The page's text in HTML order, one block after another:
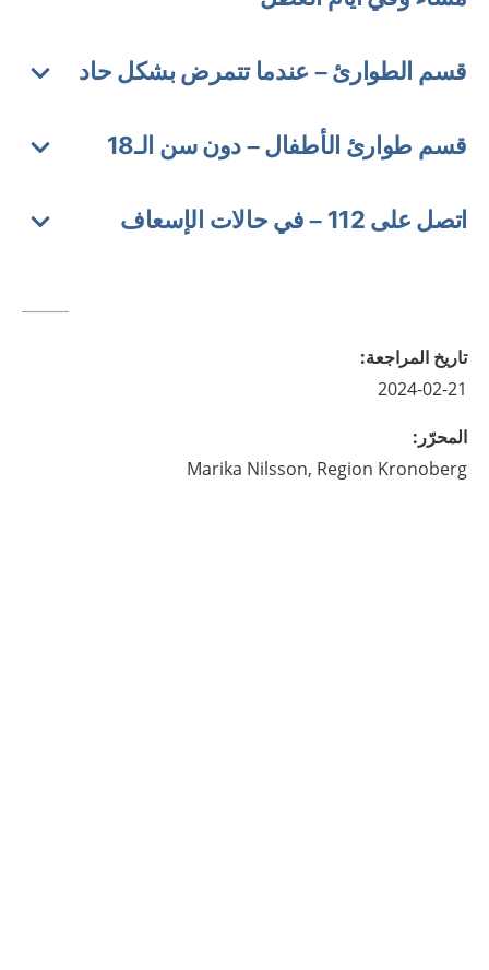
قسم الطوارئ – عندما تتمرض بشكل حاد
قسم طوارئ الأطفال – دون سن الـ18
اتصل على 112 – في حالات الإسعاف
تاريخ المراجعة:
2024-02-21
المحرّر :
Marika Nilsson, Region Kronoberg